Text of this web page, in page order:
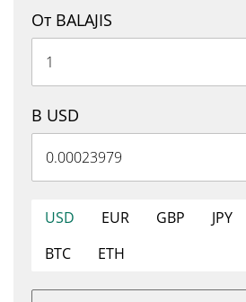
От BALAJIS
В USD
USD EUR GBP JPY
BTC
ETH